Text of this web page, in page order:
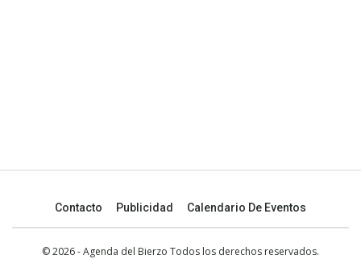
Contacto Publicidad Calendario De Eventos
© 2026 - Agenda del Bierzo Todos los derechos reservados.